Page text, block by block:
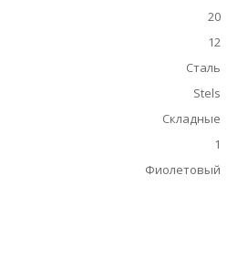
20
12
Сталь
Stels
Складные
1
Фиолетовый